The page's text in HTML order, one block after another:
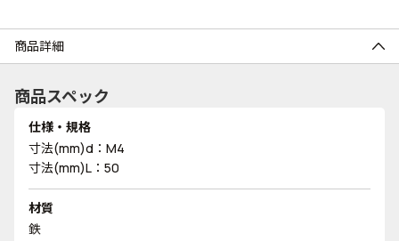
商品詳細
商品スペック
仕様・規格
寸法(mm)d：M4
寸法(mm)L：50
材質
鉄